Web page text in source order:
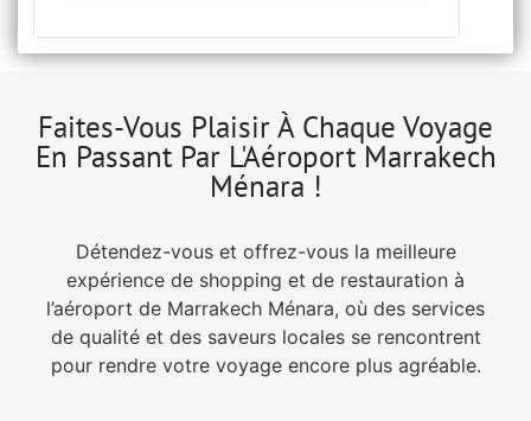
Faites-Vous Plaisir À Chaque Voyage
En Passant Par L'Aéroport Marrakech
Ménara !
Détendez-vous et offrez-vous la meilleure
expérience de shopping et de restauration à
l’aéroport de Marrakech Ménara, où des services
de qualité et des saveurs locales se rencontrent
pour rendre votre voyage encore plus agréable.